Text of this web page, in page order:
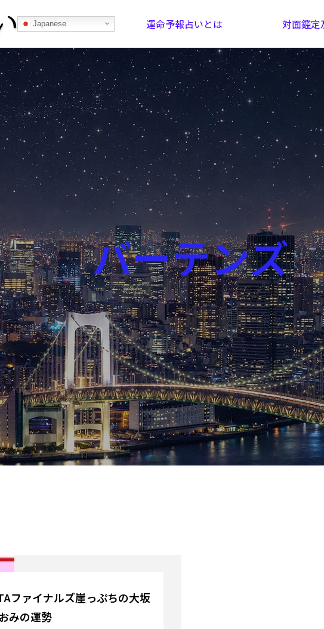
Japanese 運命予報占いとは 対面鑑定
あなたの所属部屋を探そう！ 最恐の相性占い
お知らせ 芸能界
競馬 社会
バーテンズ
ファイナルズ崖っぷちの大坂
みの運勢